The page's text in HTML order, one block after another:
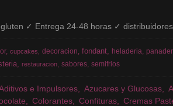
✓ Entrega 24-48 horas ✓
cupcakes decoracion fondant heladeria
restauracion sabores semifrios
e Impulsores Azucares y Glucosas
Colorantes Confituras Cremas